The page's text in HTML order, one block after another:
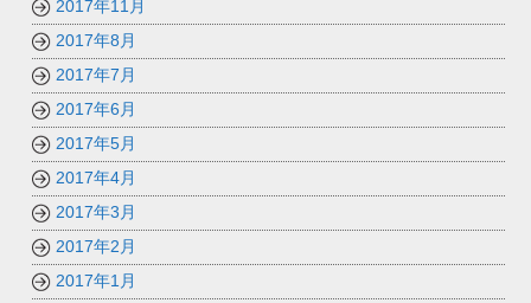
2017年11月
2017年8月
2017年7月
2017年6月
2017年5月
2017年4月
2017年3月
2017年2月
2017年1月